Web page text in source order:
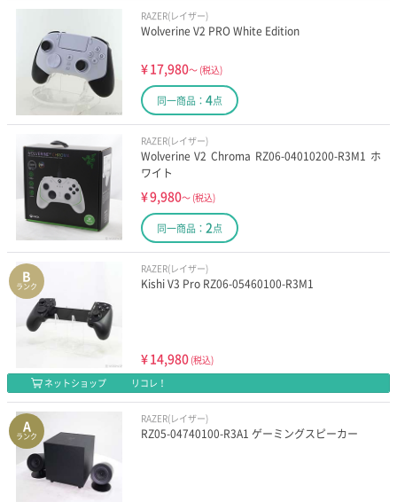
RAZER(レイザー)
Wolverine V2 PRO White Edition
¥17,980～ (税込)
同一商品： 4点
RAZER(レイザー)
Wolverine V2 Chroma RZ06-04010200-R3M1 ホ
ワイト
¥9,980～ (税込)
同一商品： 2点
B
ランク
RAZER(レイザー)
Kishi V3 Pro RZ06-05460100-R3M1
¥14,980 (税込)
ネットショップ
リコレ！
A
ランク
RAZER(レイザー)
RZ05-04740100-R3A1 ゲーミングスピーカー